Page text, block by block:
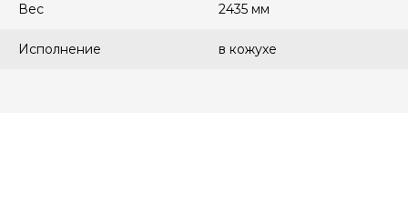
Вес 2435 мм
Исполнение в кожухе